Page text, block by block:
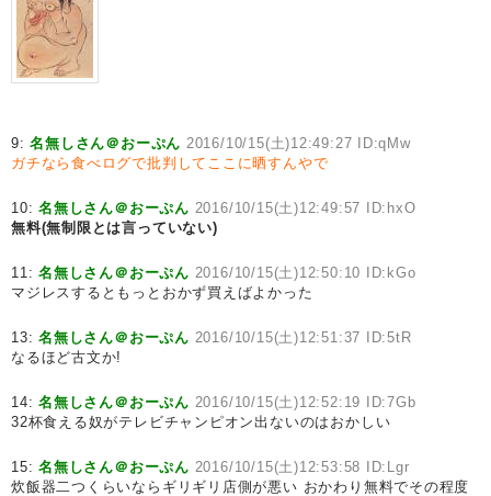
9:名無しさん＠おーぷん 2016/10/15(土)12:49:27 ID:qMw
ガチなら食べログで批判してここに晒すんやで
10:名無しさん＠おーぷん 2016/10/15(土)12:49:57 ID:hxO
無料(無制限とは言っていない)
11:名無しさん＠おーぷん 2016/10/15(土)12:50:10 ID:kGo
マジレスするともっとおかず買えばよかった
13:名無しさん＠おーぷん 2016/10/15(土)12:51:37 ID:5tR
なるほど古文か!
14:名無しさん＠おーぷん 2016/10/15(土)12:52:19 ID:7Gb
32杯食える奴がテレビチャンピオン出ないのはおかしい
15:名無しさん＠おーぷん 2016/10/15(土)12:53:58 ID:Lgr
炊飯器二つくらいならギリギリ店側が悪い おかわり無料でその程度